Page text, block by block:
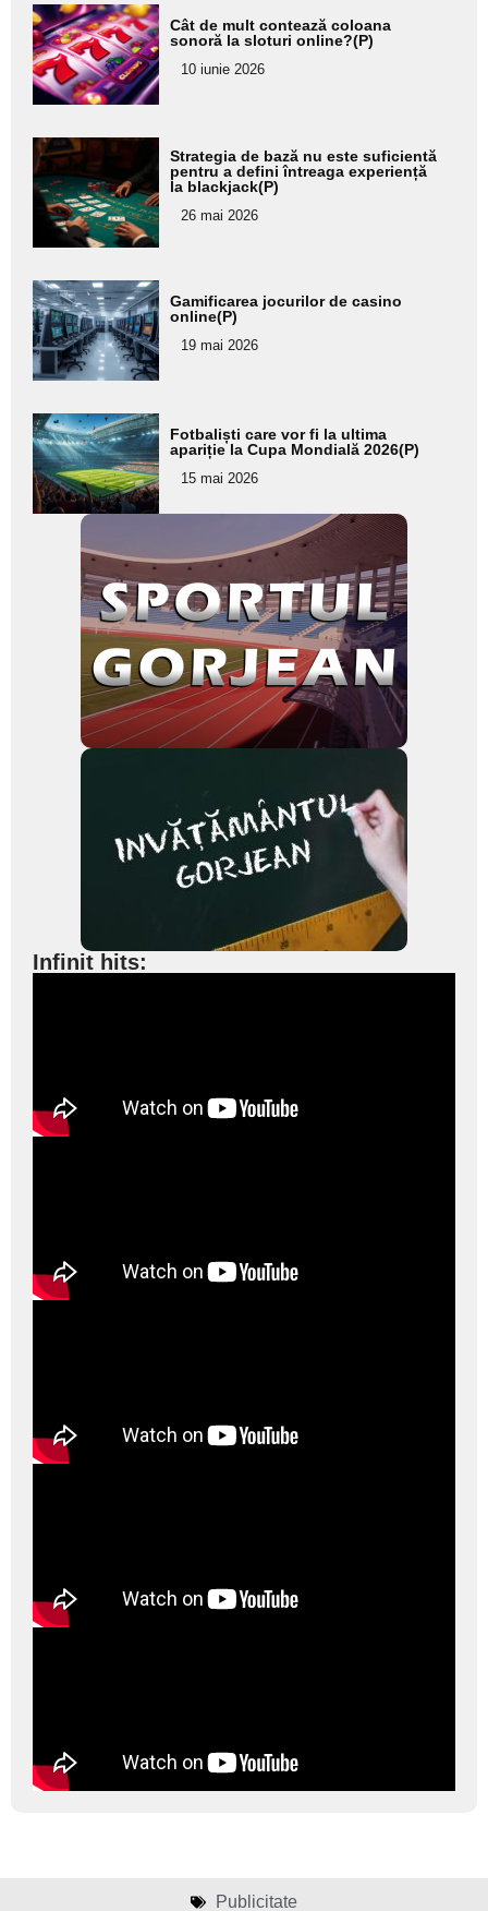
Adaugă
aici textul
pentru
subtitlu
Cât de mult contează coloana
sonoră la sloturi online?(P)
10 iunie 2026
Adaugă
aici textul
pentru
subtitlu
Strategia de bază nu este suficientă
pentru a defini întreaga experiență
la blackjack(P)
26 mai 2026
Adaugă
aici textul
pentru
subtitlu
Gamificarea jocurilor de casino
online(P)
19 mai 2026
Adaugă
aici textul
pentru
subtitlu
Fotbaliști care vor fi la ultima
apariție la Cupa Mondială 2026(P)
15 mai 2026
Infinit hits:
Publicitate